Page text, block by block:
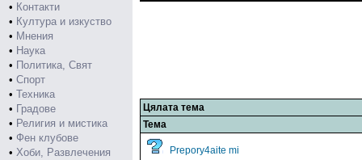
• Контакти
• Култура и изкуство
• Мнения
• Наука
• Политика, Свят
• Спорт
• Техника
• Градове
• Религия и мистика
• Фен клубове
• Хоби, Развлечения
Цялата тема
Тема
Prepory4aite mi